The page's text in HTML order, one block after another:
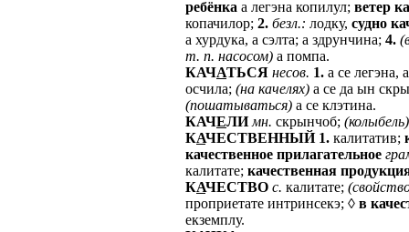
ребёнка а легэна копилул; ветер
копачилор; 2. безл.: лодку, судно
а хурдука, а сэлта; а здрунчина; 4.
т. п. насосом) а помпа.
КАЧАТЬСЯ несов. 1. а се легэна,
осчила; (на качелях) а се да ын
(пошатываться) а се клэтина.
КАЧЕЛИ мн. скрынчоб; (колыбель)
КАЧЕСТВЕННЫЙ 1. калитатив;
качественное прилагательное
калитате; качественная
КАЧЕСТВО с. калитате;
проприетате интринсекэ; ◊ в
екземплу.